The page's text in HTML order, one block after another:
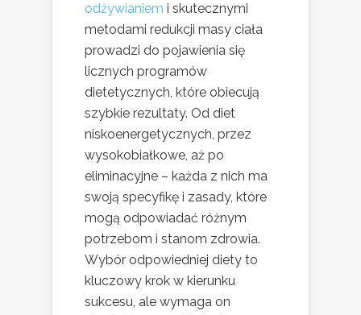
odżywianiem i skutecznymi
metodami redukcji masy ciała
prowadzi do pojawienia się
licznych programów
dietetycznych, które obiecują
szybkie rezultaty. Od diet
niskoenergetycznych, przez
wysokobiałkowe, aż po
eliminacyjne – każda z nich ma
swoją specyfikę i zasady, które
mogą odpowiadać różnym
potrzebom i stanom zdrowia.
Wybór odpowiedniej diety to
kluczowy krok w kierunku
sukcesu, ale wymaga on